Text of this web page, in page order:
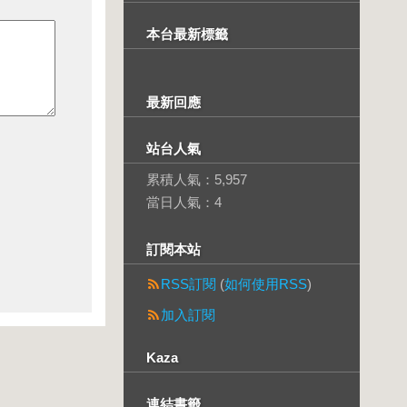
本台最新標籤
最新回應
站台人氣
累積人氣： 5,957
當日人氣： 4
訂閱本站
RSS訂閱 (如何使用RSS)
加入訂閱
Kaza
連結書籤